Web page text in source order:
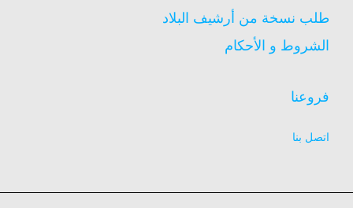
طلب نسخة من أرشيف البلاد
الشروط و الأحكام
فروعنا
اتصل بنا